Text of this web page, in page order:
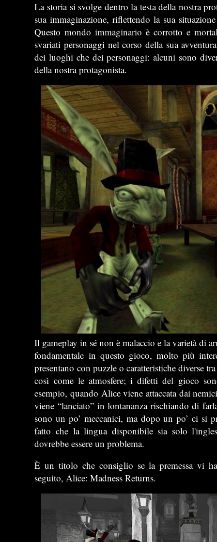
La storia si svolge dentro la testa della nostra
sua immaginazione, riflettendo la sua
Questo mondo immaginario è corrotto e
svariati personaggi nel corso della sua
dei luoghi che dei personaggi: alcuni sono
della nostra protagonista.
Il gameplay in sé non è malaccio e la varietà di
fondamentale in questo gioco, molto più
presentano con puzzle o caratteristiche diverse
così come le atmosfere; i difetti del gioco
esempio, quando Alice viene attaccata dai
viene “lanciato” in lontananza rischiando di
sono un po’ meccanici, ma dopo un po’ ci si
fatto che la lingua disponibile sia solo
dovrebbe essere un problema.
È un titolo che consiglio se la premessa vi
seguito, Alice: Madness Returns.